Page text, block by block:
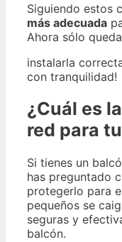
Siguiendo estos
más adecuada
Ahora sólo queda
instalarla
con tranquilidad!
¿Cuál es
red para
Si tienes un
has preguntado
protegerlo para
pequeños se
seguras y
balcón.